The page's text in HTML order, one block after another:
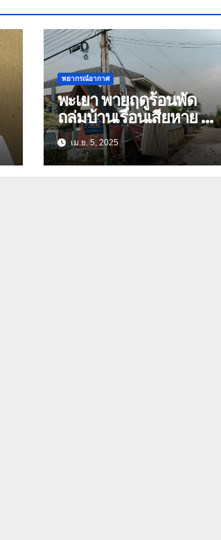
พยากรณ์อากาศ
พะเยา พายุฤดูร้อนพัด
ถล่มบ้านเรือนเสียหาย 50
หลังคาเรือน
เม.ย. 5, 2025